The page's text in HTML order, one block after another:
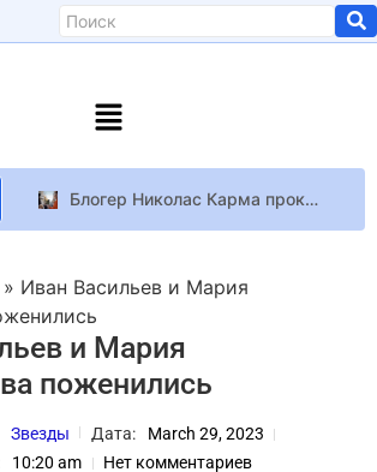
Блогер Николас Карма прокомментировал скандальное видео с чиновницей Львовской таможни
Valve выпустила SteamOS 3.8 с начальной поддержкой Steam Machine
» Иван Васильев и Мария
и Мария
поженились
Звезды Дата:
March 29, 2023
10:20 am Нет комментариев